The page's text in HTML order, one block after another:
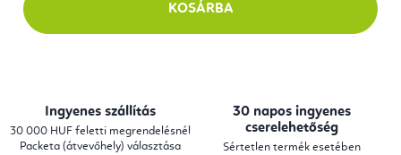
KOSÁRBA
Ingyenes szállítás
30 000 HUF feletti megrendelésnél
Packeta (átvevőhely) választása
30 napos ingyenes
cserelehetőség
Sértetlen termék esetében